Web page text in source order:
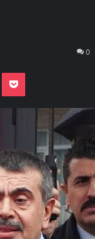
0
Pocket